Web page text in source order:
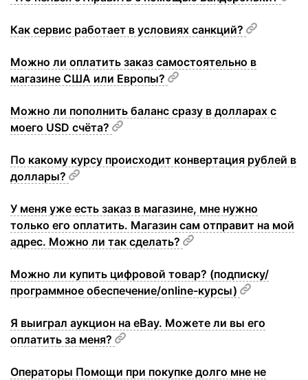
Как сервис работает в условиях санкций?
Можно ли оплатить заказ самостоятельно в
магазине США или Европы?
Можно ли пополнить баланс сразу в долларах с
моего USD счёта?
По какому курсу происходит конвертация рублей в
доллары?
У меня уже есть заказ в магазине, мне нужно
только его оплатить. Магазин сам отправит на мой
адрес. Можно ли так сделать?
Можно ли купить цифровой товар? (подписку/
программное обеспечение/online-курсы)
Я выиграл аукцион на eBay. Можете ли вы его
оплатить за меня?
Операторы Помощи при покупке долго мне не